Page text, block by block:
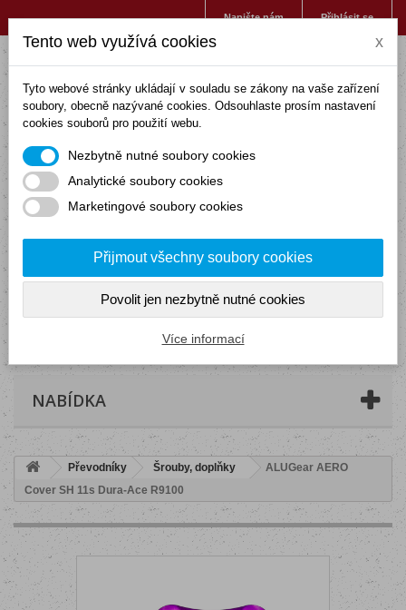
Přihlásit se
Napište nám
(prázdný)
NABÍDKA
Převodníky Šrouby, doplňky
ALUGear AERO
Cover SH 11s Dura-Ace R9100
Tento web využívá cookies x
Tyto webové stránky ukládají v souladu se zákony na vaše zařízení
soubory, obecně nazývané cookies. Odsouhlaste prosím nastavení
cookies souborů pro použití webu.
Nezbytně nutné soubory cookies
Analytické soubory cookies
Marketingové soubory cookies
Přijmout všechny soubory cookies
Povolit jen nezbytně nutné cookies
Více informací